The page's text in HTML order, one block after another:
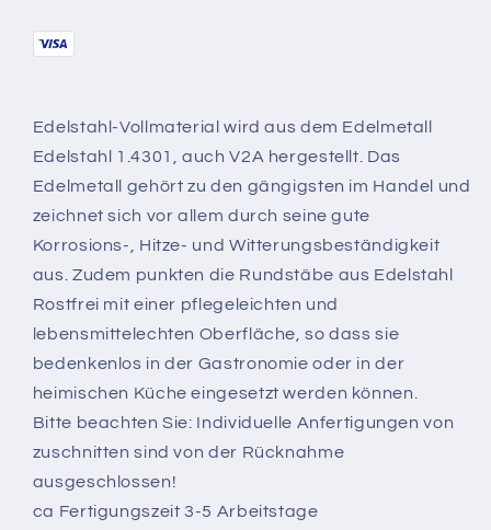
Edelstahl-Vollmaterial wird aus dem Edelmetall
Edelstahl 1.4301, auch V2A hergestellt. Das
Edelmetall gehört zu den gängigsten im Handel und
zeichnet sich vor allem durch seine gute
Korrosions-, Hitze- und Witterungsbeständigkeit
aus. Zudem punkten die Rundstäbe aus Edelstahl
Rostfrei mit einer pflegeleichten und
lebensmittelechten Oberfläche, so dass sie
bedenkenlos in der Gastronomie oder in der
heimischen Küche eingesetzt werden können.
Bitte beachten Sie: Individuelle Anfertigungen von
zuschnitten sind von der Rücknahme
ausgeschlossen!
ca Fertigungszeit 3-5 Arbeitstage